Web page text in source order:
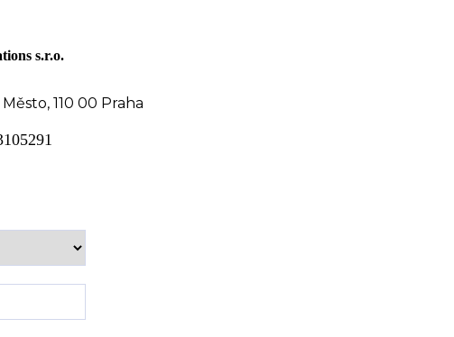
s.r.o.
110 00 Praha